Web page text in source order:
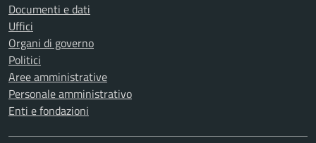
Documenti e dati
Uffici
Organi di governo
Politici
Aree amministrative
Personale amministrativo
Enti e fondazioni